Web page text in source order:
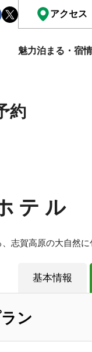
アクセス
魅力泊まる・宿
約
テル
志賀高原の大自然
基本情報
ン